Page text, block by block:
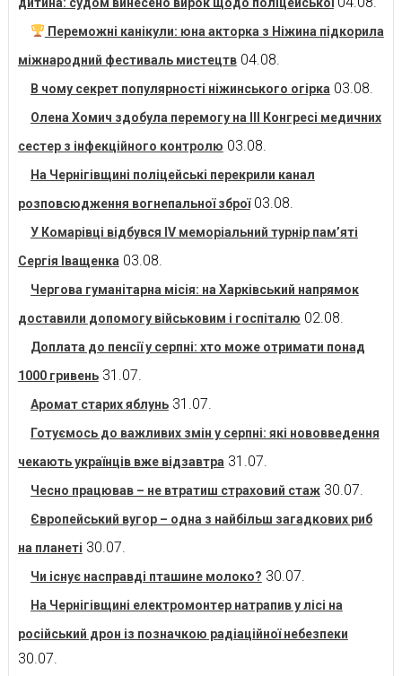
Переможні канікули: юна акторка з Ніжина підкорила
міжнародний фестиваль мистецтв 04.08.
В чому секрет популярності ніжинського огірка 03.08.
Олена Хомич здобула перемогу на ІІІ Конгресі медичних
сестер з інфекційного контролю 03.08.
На Чернігівщині поліцейські перекрили канал
розповсюдження вогнепальної зброї 03.08.
У Комарівці відбувся IV меморіальний турнір пам’яті
Сергія Іващенка 03.08.
Чергова гуманітарна місія: на Харківський напрямок
доставили допомогу військовим і госпіталю 02.08.
Доплата до пенсії у серпні: хто може отримати понад
1000 гривень 31.07.
Аромат старих яблунь 31.07.
Готуємось до важливих змін у серпні: які нововведення
чекають українців вже відзавтра 31.07.
Чесно працював – не втратиш страховий стаж 30.07.
Європейський вугор – одна з найбільш загадкових риб
на планеті 30.07.
Чи існує насправді пташине молоко? 30.07.
На Чернігівщині електромонтер натрапив у лісі на
російський дрон із позначкою радіаційної небезпеки
30.07.